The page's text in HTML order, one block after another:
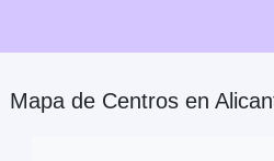
Mapa de Centros en